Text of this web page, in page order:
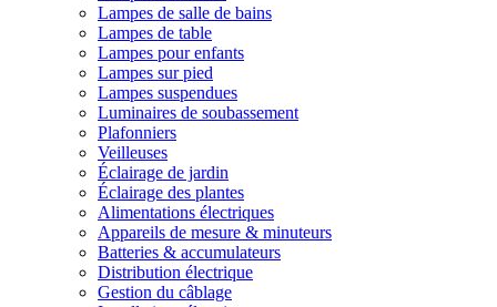
Lampes de salle de bains
Lampes de table
Lampes pour enfants
Lampes sur pied
Lampes suspendues
Luminaires de soubassement
Plafonniers
Veilleuses
Éclairage de jardin
Éclairage des plantes
Alimentations électriques
Appareils de mesure & minuteurs
Batteries & accumulateurs
Distribution électrique
Gestion du câblage